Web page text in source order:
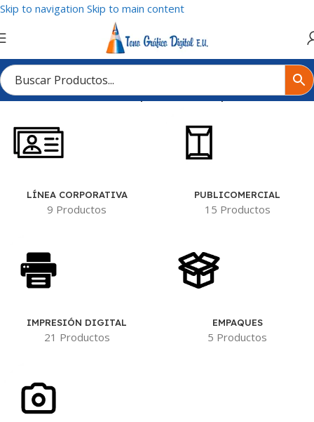
Skip to navigation Skip to main content
Inicio/Tienda/Productos etiquetados “Roll up Publicitarios”
LÍNEA CORPORATIVA
9 Productos
PUBLICOMERCIAL
15 Productos
IMPRESIÓN DIGITAL
21 Productos
EMPAQUES
5 Productos